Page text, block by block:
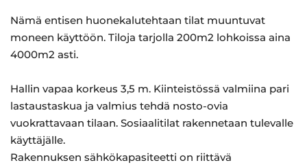
Nämä entisen huonekalutehtaan tilat muuntuvat
moneen käyttöön. Tiloja tarjolla 200m2 lohkoissa aina
4000m2 asti.
Hallin vapaa korkeus 3,5 m. Kiinteistössä valmiina pari
lastaustaskua ja valmius tehdä nosto-ovia
vuokrattavaan tilaan. Sosiaalitilat rakennetaan tulevalle
käyttäjälle.
Rakennuksen sähkökapasiteetti on riittävä